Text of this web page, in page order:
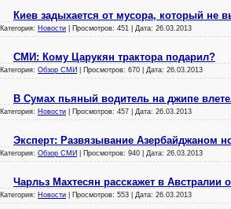
Киев задыхается от мусора, который не
Категория: Новости | Просмотров: 451 | Дата: 26.03.2013
СМИ: Кому Царукян трактора подарил?
Категория: Обзор СМИ | Просмотров: 670 | Дата: 26.03.2013
В Сумах пьяный водитель на джипе
Категория: Новости | Просмотров: 457 | Дата: 26.03.2013
Эксперт: Развязывание Азербайджаном
Категория: Обзор СМИ | Просмотров: 940 | Дата: 26.03.2013
Чарльз Махтесян расскажет в
Категория: Новости | Просмотров: 553 | Дата: 26.03.2013